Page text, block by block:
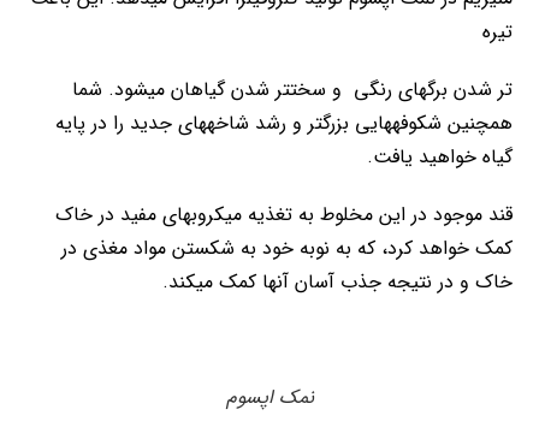
تیره
تر شدن برگ­های رنگی و سخت­تر شدن گیاهان می­شود. شما
همچنین شکوفه­هایی بزرگتر و رشد شاخه­های جدید را در پایه
گیاه خواهید یافت.
قند موجود در این مخلوط به تغذیه میکروب­های مفید در خاک
کمک خواهد کرد، که به نوبه خود به شکستن مواد مغذی در
خاک و در نتیجه جذب آسان آنها کمک می­کند.
نمک اپسوم